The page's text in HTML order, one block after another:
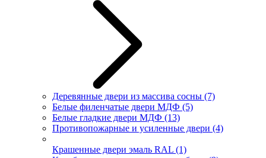
Деревянные двери из массива сосны (7)
Белые филенчатые двери МДФ (5)
Белые гладкие двери МДФ (13)
Противопожарные и усиленные двери (4)
Крашенные двери эмаль RAL (1)